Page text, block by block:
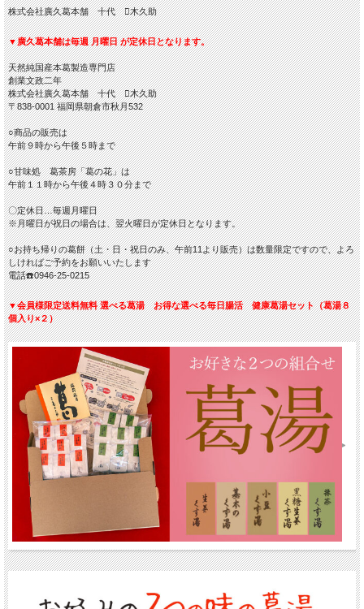
株式会社廣久葛本舗 十代 木久助
▼廣久葛本舗は毎週 月曜日 が定休日となります。
天然純国産本葛製造専門店
創業文政二年
株式会社廣久葛本舗 十代 木久助
〒838-0001 福岡県朝倉市秋月532
○商品の販売は
午前９時から午後５時まで
○甘味処 葛茶房「葛の花」は
午前１１時から午後４時３０分まで
〇定休日…毎週月曜日
※月曜日が祝日の場合は、翌火曜日が定休日となります。
○お持ち帰りの葛餅（土・日・祝日のみ、午前11より販売）は数量限定ですので、よろ
しければご予約をお願いいたします
電話☎️0946-25-0215
▼会員様限定送料無料 選べる葛湯 お得な選べる毎日腸活 健康葛湯セット（葛湯８
個入り×２）